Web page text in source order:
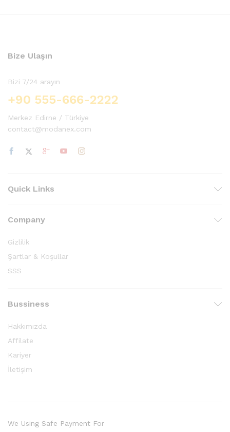
Bize Ulaşın
Bizi 7/24 arayın
+90 555-666-2222
Merkez Edirne / Türkiye
contact@modanex.com
Quick Links
Company
Gizlilik
Şartlar & Koşullar
SSS
Bussiness
Hakkımızda
Affilate
Kariyer
İletişim
We Using Safe Payment For